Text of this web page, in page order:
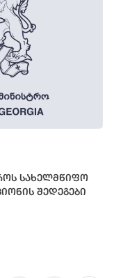
სახელმწიფო
გაცვლის აუქციონის შედეგები